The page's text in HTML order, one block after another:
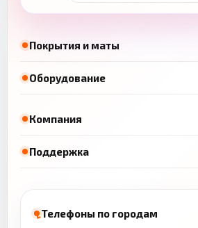
Покрытия и маты
Оборудование
Компания
Поддержка
Телефоны по городам